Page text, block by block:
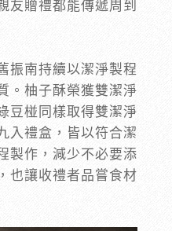
友贈禮都能傳遞周到
振南持續以潔淨製程
。柚子酥榮獲雙潔淨
豆椪同樣取得雙潔淨
入禮盒，皆以符合潔
製作，減少不必要添
也讓收禮者品嘗食材